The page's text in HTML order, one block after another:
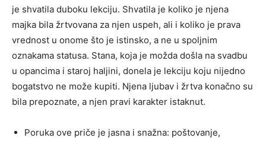
je shvatila duboku lekciju. Shvatila je koliko je njena
majka bila žrtvovana za njen uspeh, ali i koliko je prava
vrednost u onome što je istinsko, a ne u spoljnim
oznakama statusa. Stana, koja je možda došla na svadbu
u opancima i staroj haljini, donela je lekciju koju nijedno
bogatstvo ne može kupiti. Njena ljubav i žrtva konačno su
bila prepoznate, a njen pravi karakter istaknut.
Poruka ove priče je jasna i snažna: poštovanje,